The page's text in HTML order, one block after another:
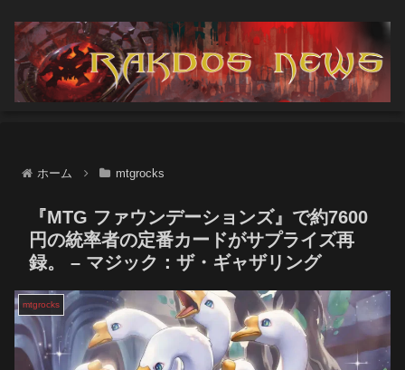
ホーム mtgrocks
『MTG ファウンデーションズ』で約7600
円の統率者の定番カードがサプライズ再
録。 – マジック：ザ・ギャザリング
mtgrocks